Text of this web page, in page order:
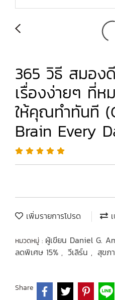
365 วิธี สมอง
เรื่องง่ายๆ ที่
ให้คุณทำทันที
Brain Every
เพิ่มรายการโปรด
หมวดหมู่ : ผู้เขียน Daniel G.
ลดพิเศษ 15% , วีเลิร์น , สุขภ
Share